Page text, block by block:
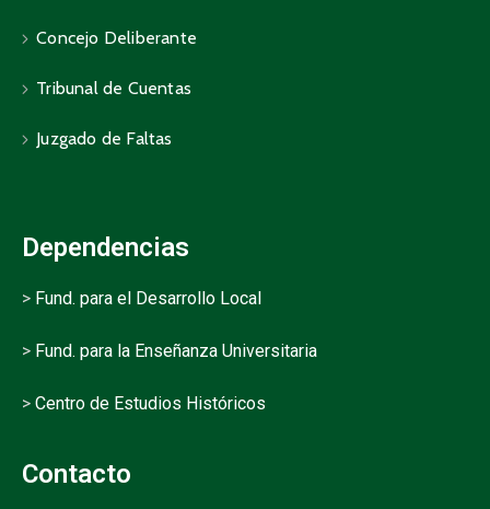
Concejo Deliberante
Tribunal de Cuentas
Juzgado de Faltas
Dependencias
> Fund. para el Desarrollo Local
> Fund. para la Enseñanza Universitaria
> Centro de Estudios Históricos
Contacto